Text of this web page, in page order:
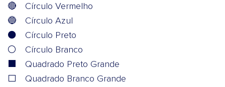
🔴
Círculo Vermelho
🔵
Círculo Azul
⚫
Círculo Preto
⚪
Círculo Branco
Quadrado Preto Grande
⬜
Quadrado Branco Grande